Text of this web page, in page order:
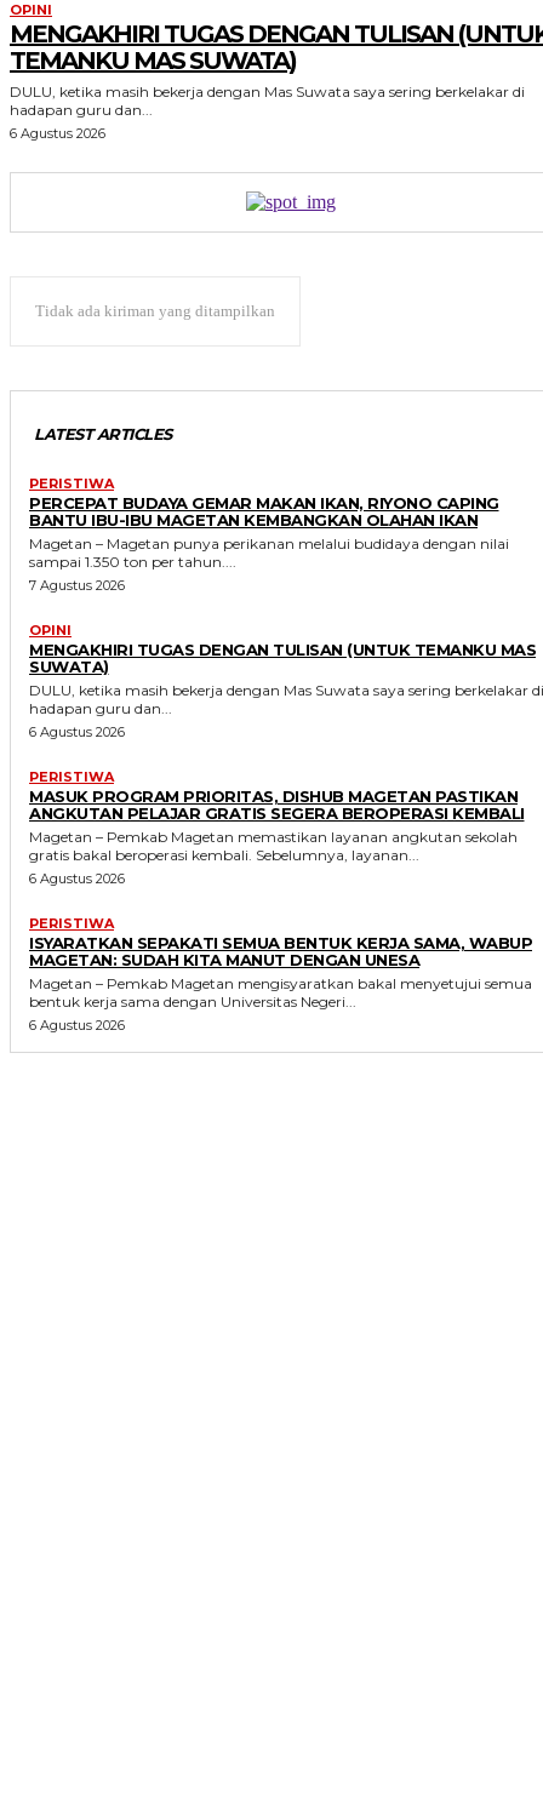
OPINI
MENGAKHIRI TUGAS DENGAN TULISAN
TEMANKU MAS SUWATA)
DULU, ketika masih bekerja dengan Mas Suwata saya sering berkelakar di
hadapan guru dan...
6 Agustus 2026
Tidak ada kiriman yang ditampilkan
LATEST ARTICLES
PERISTIWA
PERCEPAT BUDAYA GEMAR MAKAN IKAN, RIYONO CAPING
BANTU IBU-IBU MAGETAN KEMBANGKAN OLAHAN IKAN
Magetan – Magetan punya perikanan melalui budidaya dengan nilai
sampai 1.350 ton per tahun....
7 Agustus 2026
OPINI
MENGAKHIRI TUGAS DENGAN TULISAN (UNTUK TEMANKU MAS
SUWATA)
DULU, ketika masih bekerja dengan Mas Suwata saya sering berkelakar di
hadapan guru dan...
6 Agustus 2026
PERISTIWA
MASUK PROGRAM PRIORITAS, DISHUB MAGETAN PASTIKAN
ANGKUTAN PELAJAR GRATIS SEGERA BEROPERASI KEMBALI
Magetan – Pemkab Magetan memastikan layanan angkutan sekolah
gratis bakal beroperasi kembali. Sebelumnya, layanan...
6 Agustus 2026
PERISTIWA
ISYARATKAN SEPAKATI SEMUA BENTUK KERJA SAMA, WABUP
MAGETAN: SUDAH KITA MANUT DENGAN UNESA
Magetan – Pemkab Magetan mengisyaratkan bakal menyetujui semua
bentuk kerja sama dengan Universitas Negeri...
6 Agustus 2026